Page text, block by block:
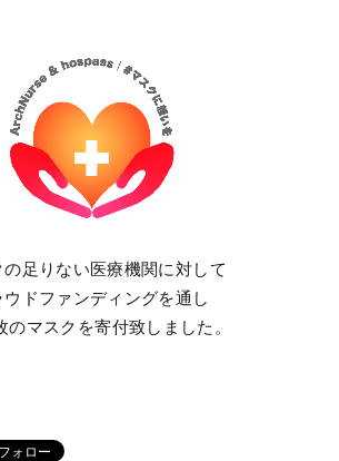
の足りない医療機関に対して
ウドファンディングを通し
のマスクを寄付致しました。